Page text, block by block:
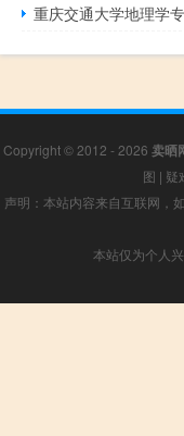
重庆交通大学地理学
Copyright © 2012 - 2026 卖晒
图 | 疑
声明：本站内容来自互联网，
本站仅为个人